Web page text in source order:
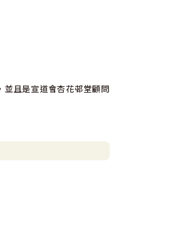
並且是宣道會杏花邨堂顧問